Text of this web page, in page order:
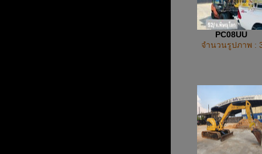
PC08UU
จำนวนรูปภาพ :